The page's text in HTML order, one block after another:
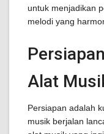
untuk menjadikan
melodi yang
Alat
Persiapan adalah
musik berjalan